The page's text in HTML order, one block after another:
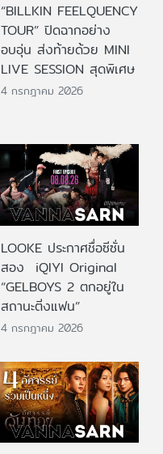
“BILLKIN FEELQUENCY
TOUR” ปิดฉากอย่าง
อบอุ่น ส่งท้ายด้วย MINI
LIVE SESSION สุดพิเศษ
4 กรกฎาคม 2026
LOOKE ประกาศชื่อซีซั่น
สอง iQIYI Original
“GELBOYS 2 ตกอยู่ใน
สถานะติ่งแฟน”
4 กรกฎาคม 2026